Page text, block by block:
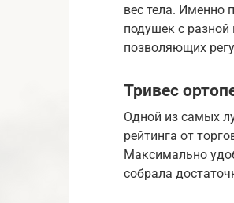
вес тела. Именно
подушек с
позволяющих
Тривес
Одной из самых
рейтинга от
Максимально
собрала